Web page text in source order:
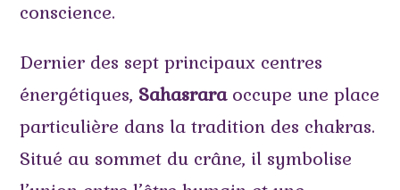
conscience.
Dernier des sept principaux centres
énergétiques, Sahasraraoccupe une place
particulière dans la tradition des chakras.
Situé au sommet du crâne, il symbolise